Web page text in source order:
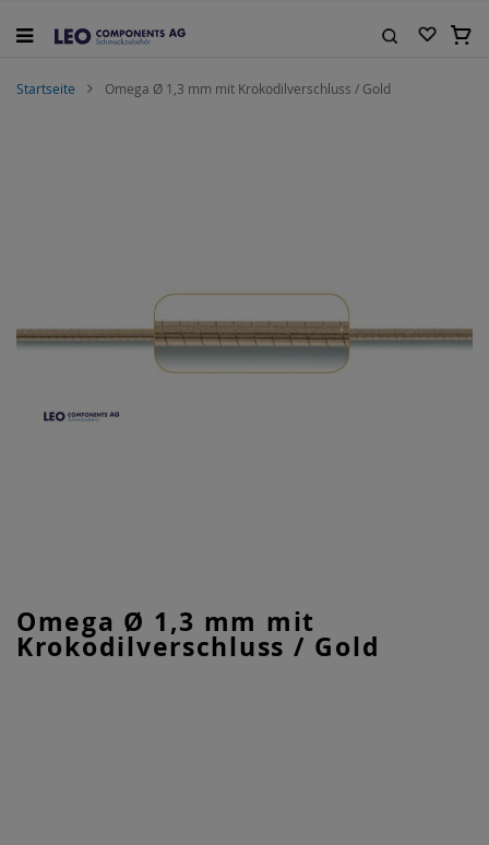
Inhalt
Startseite Omega Ø 1,3 mm mit Krokodilverschluss / Gold
Omega Ø 1,3 mm mit
Krokodilverschluss / Gold
Anfang
der
Bildgalerie